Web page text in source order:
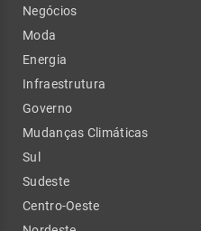
Negócios
Moda
Energia
Infraestrutura
Governo
Mudanças Climáticas
Sul
Sudeste
Centro-Oeste